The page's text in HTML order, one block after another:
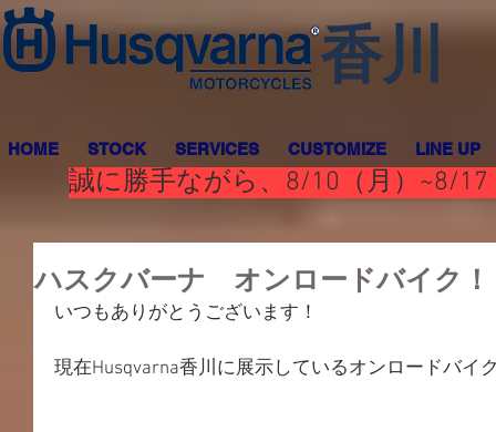
香川
HOME STOCK SERVICES CUSTOMIZE LINE UP
誠に勝手ながら、8/10（月）~8/
ハスクバーナ オンロードバイク！
いつもありがとうございます！
現在Husqvarna香川に展示しているオンロードバイ